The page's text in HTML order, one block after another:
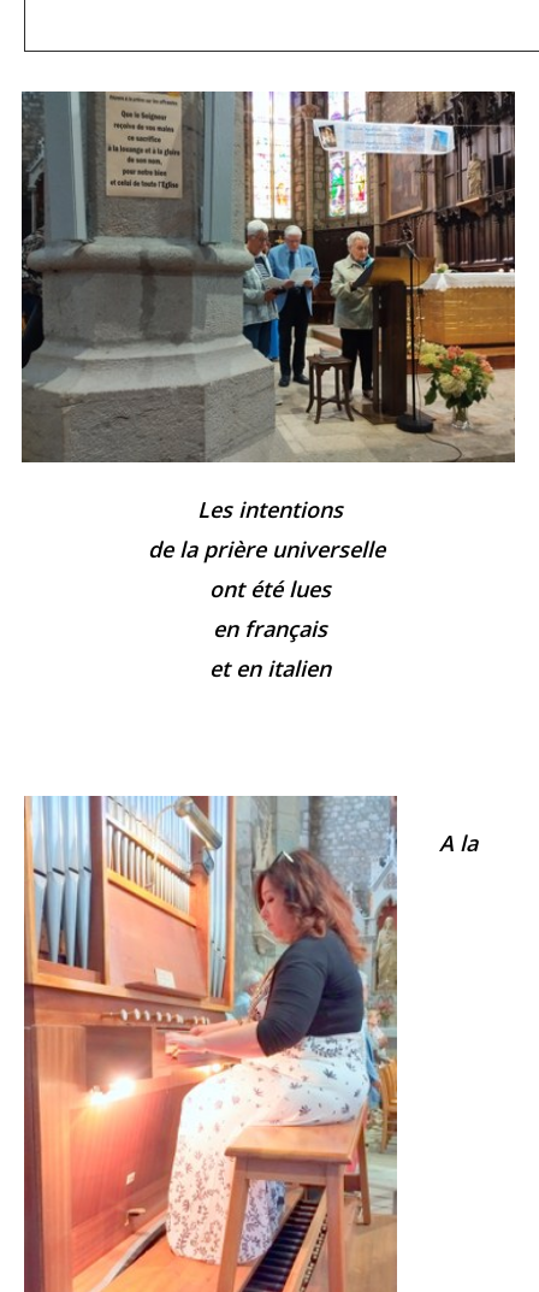
Les intentions
de la prière universelle
ont été lues
en français
et en italien
A la